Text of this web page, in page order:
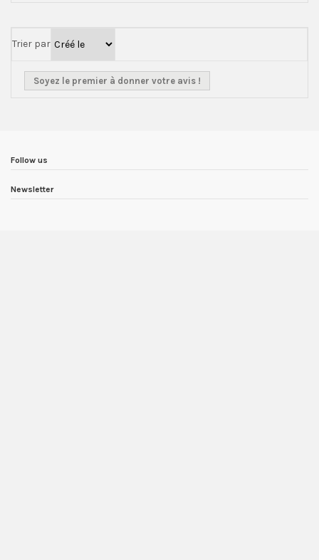
Trier par
Soyez le premier à donner votre avis !
Follow us
Newsletter